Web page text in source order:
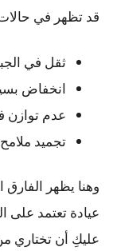
قد تظهر في
ثقل في
انخفاض
عدم توازن
تجميد
وهنا يظهر
عيادة تعتمد على
عليكِ أن تختاري